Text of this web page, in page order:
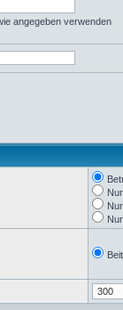
angegeben verwenden